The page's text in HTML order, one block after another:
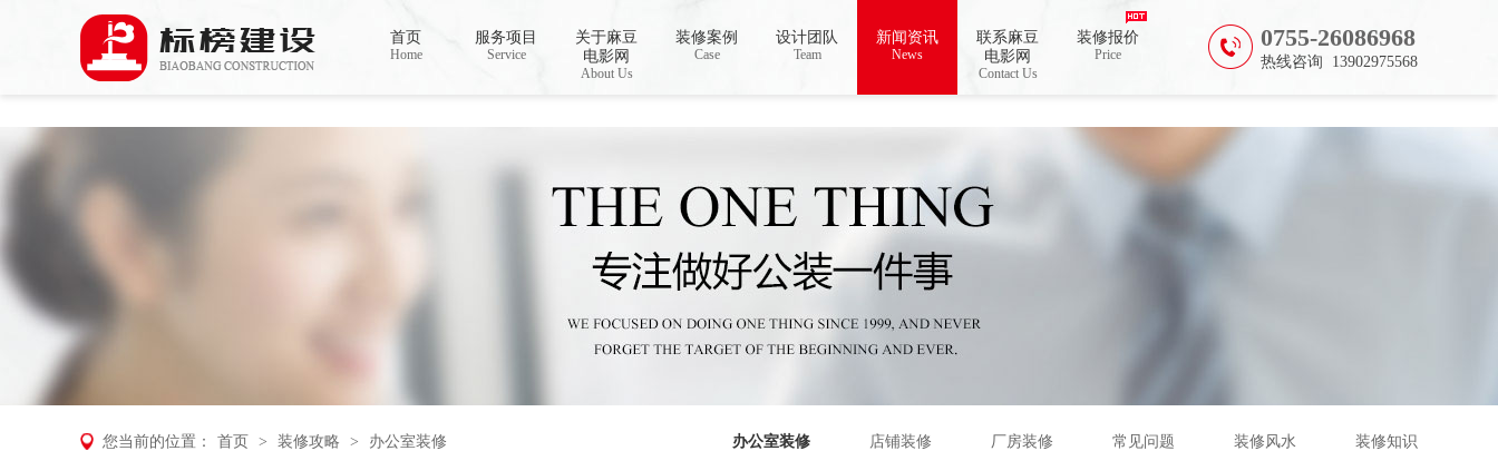
麻豆电影网,91精品麻豆视频,麻豆成人在线视频,国产AV无码乱码国产精品麻豆
0755-26086968
热线咨询 13902975568
首页
Home
服务项目
Service
关于麻豆
电影网
About Us
装修案例
Case
设计团队
Team
新闻资讯
News
联系麻豆
电影网
Contact Us
装修报价
Price
您当前的位置： 首页 > 装修攻略 > 办公室装修 办公室装修 店铺装修 厂房装修 常见问题 装修风水 装修知识